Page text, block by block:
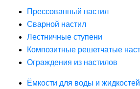
Прессованный настил
Сварной настил
Лестничные ступени
Композитные решетчатые
Ограждения из настилов
Ёмкости для воды и жидкостей